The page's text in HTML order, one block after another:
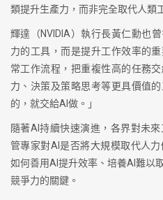
類提升生產力，而非完全取代人類
輝達（NVIDIA）執行長黃仁勳也
力的工具，而是提升工作效率的
常工作流程，把重複性高的任務
力、決策及策略思考等更具價值
的，就交給AI做。」
隨著AI持續快速演進，各界對未
管專家對AI是否將大規模取代人
如何善用AI提升效率、培養AI難以
競爭力的關鍵。